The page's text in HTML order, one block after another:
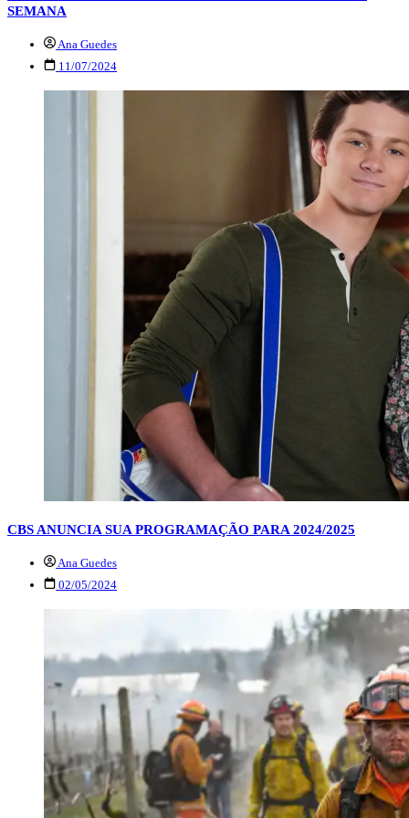
SEMANA
Ana Guedes
11/07/2024
CBS ANUNCIA SUA PROGRAMAÇÃO PARA 2024/2025
Ana Guedes
02/05/2024